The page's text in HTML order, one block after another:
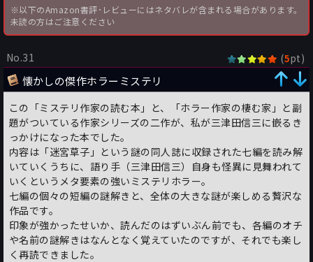
※以下のAmazon書評･レビューにはネタバレが含まれる場合があります。
未読の方はご注意ください
No.31 (5pt)
懐かしの傑作ホラーミステリ
この「ミステリ作家の読む本」と、「ホラー作家の棲む家」と副
題がついている作家シリーズの二作が、私が三津田信三に嵌るき
っかけになった本でした。
内容は「迷宮草子」という謎の同人誌に収録された七編を読み解
いていくうちに、語り手（三津田信三）自身も怪異に見舞われて
いくというメタ要素の強いミステリホラー。
七編の個々の短編の謎解きと、全体の大きな謎が楽しめる贅沢な
作品です。
印象が強かったせいか、読んだのはずいぶん前でも、各編のオチ
や名前の謎解きはなんとなく覚えていたのですが、それでも楽し
く再読できました。